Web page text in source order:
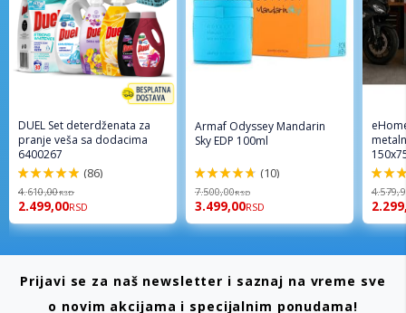
DUEL Set deterdženata za
pranje veša sa dodacima
6400267
98%
(86)
4.610,00RSD
2.499,00RSD
Armaf Odyssey Mandarin
Sky EDP 100ml
94%
(10)
7.500,00RSD
3.499,00RSD
96%
Prijavi se za naš newsletter i saznaj na vreme sve
o novim akcijama i specijalnim ponudama!